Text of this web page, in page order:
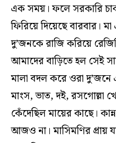
এক সময়। ফলে সরকারি
ফিরিয়ে দিয়েছে বারবার।
দু’জনকে রাজি করিয়ে
আমাদের বাড়িতে হল সেই
মালা বদল করে ওরা
মাংস, ভাত, দই, রসগোল্লা
কেঁদেছিল মায়ের কাছে।
আজও না। মাসিমণির প্রায়